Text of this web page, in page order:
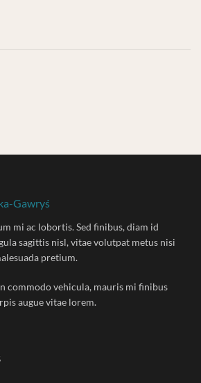
mi ac lobortis. Sed finibus, diam id
sagittis nisl, vitae volutpat metus nisi
pretium.
commodo vehicula, mauris mi finibus
augue vitae lorem.